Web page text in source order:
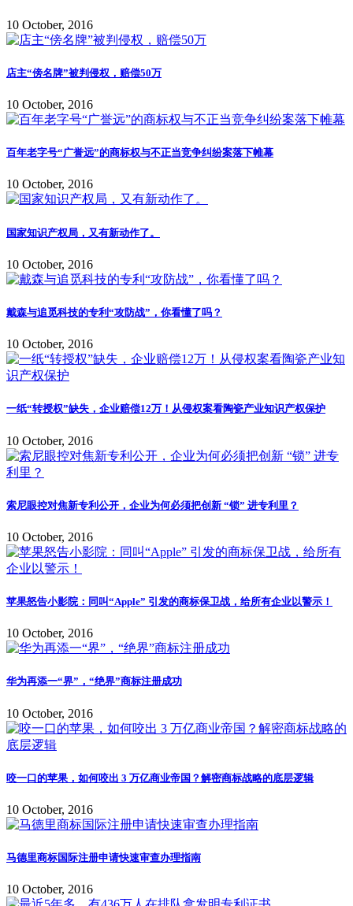
10 October, 2016
店主“傍名牌”被判侵权，赔偿50万
10 October, 2016
百年老字号“广誉远”的商标权与不正当竞争纠纷案落下帷幕
10 October, 2016
国家知识产权局，又有新动作了。
10 October, 2016
戴森与追觅科技的专利“攻防战”，你看懂了吗？
10 October, 2016
一纸“转授权”缺失，企业赔偿12万！从侵权案看陶瓷产业知识产权保护
10 October, 2016
索尼眼控对焦新专利公开，企业为何必须把创新 “锁” 进专利里？
10 October, 2016
苹果怒告小影院：同叫“Apple” 引发的商标保卫战，给所有企业以警示！
10 October, 2016
华为再添一“界”，“绝界”商标注册成功
10 October, 2016
咬一口的苹果，如何咬出 3 万亿商业帝国？解密商标战略的底层逻辑
10 October, 2016
马德里商标国际注册申请快速审查办理指南
10 October, 2016